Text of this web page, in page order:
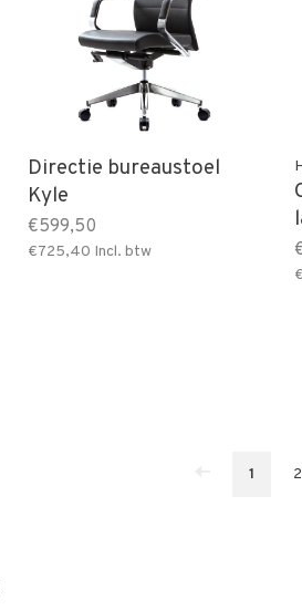
Directie bureaustoel
Kyle
€599,50
€725,40 Incl. btw
1 2